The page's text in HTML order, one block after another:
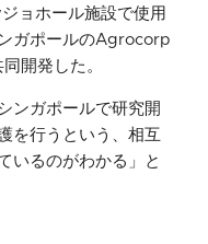
ョホール施設で使用
ガポールのAgrocorp
開発した。
ンガポールで研究開
を行うという、相互
いるのがわかる」と